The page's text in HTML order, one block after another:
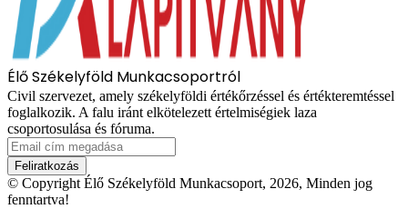
Élő Székelyföld Munkacsoportról
Civil szervezet, amely székelyföldi értékőrzéssel és értékteremtéssel
foglalkozik. A falu iránt elkötelezett értelmiségiek laza
csoportosulása és fóruma.
Email
cím
megadása
© Copyright Élő Székelyföld Munkacsoport, 2026, Minden jog
fenntartva!